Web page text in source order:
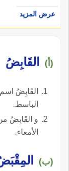
عرض المزيد
(أ) القَابِضُ
القَابِضُ
الباسط.
و القَابِضُ
الأمعاء.
(ب)